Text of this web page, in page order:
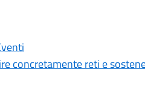
concretamente reti e